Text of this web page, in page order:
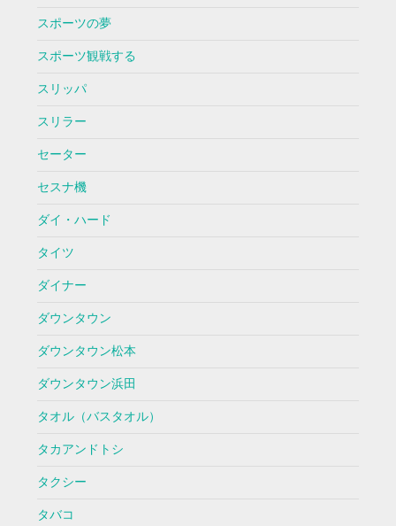
スポーツの夢
スポーツ観戦する
スリッパ
スリラー
セーター
セスナ機
ダイ・ハード
タイツ
ダイナー
ダウンタウン
ダウンタウン松本
ダウンタウン浜田
タオル（バスタオル）
タカアンドトシ
タクシー
タバコ